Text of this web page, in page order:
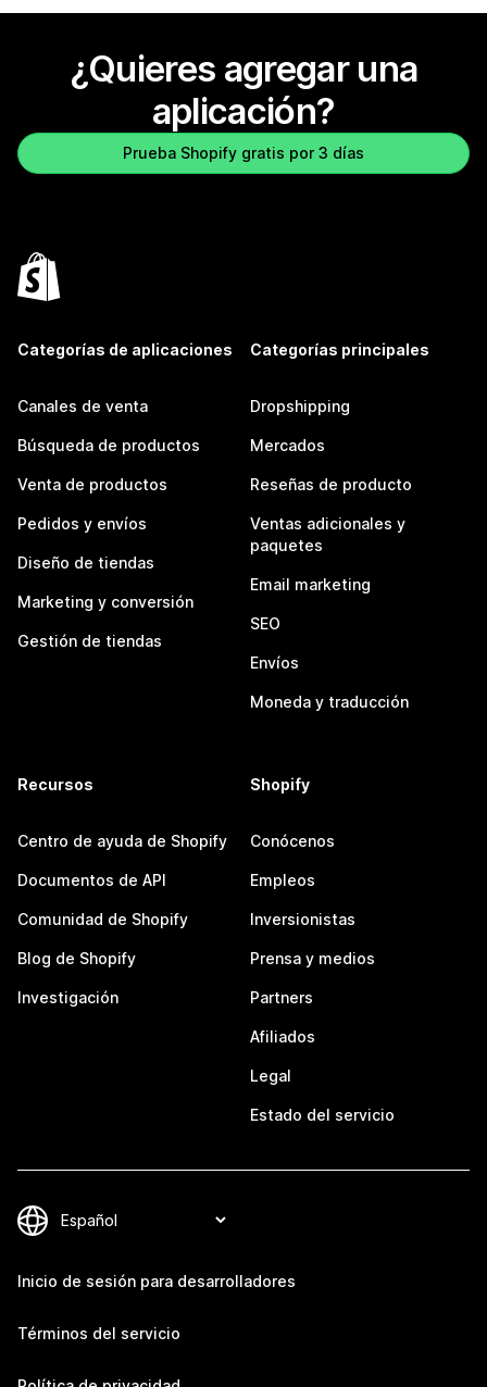
¿Quieres agregar una
aplicación?
Prueba Shopify gratis por 3 días
Categorías de aplicaciones
Canales de venta
Búsqueda de productos
Venta de productos
Pedidos y envíos
Diseño de tiendas
Marketing y conversión
Gestión de tiendas
Categorías principales
Dropshipping
Mercados
Reseñas de producto
Ventas adicionales y
paquetes
Email marketing
SEO
Envíos
Moneda y traducción
Recursos
Centro de ayuda de Shopify
Documentos de API
Comunidad de Shopify
Blog de Shopify
Investigación
Shopify
Conócenos
Empleos
Inversionistas
Prensa y medios
Partners
Afiliados
Legal
Estado del servicio
Inicio de sesión para desarrolladores
Términos del servicio